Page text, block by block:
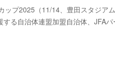
ップ2025（11/14、豊田スタジア
る自治体連盟加盟自治体、JFAパ